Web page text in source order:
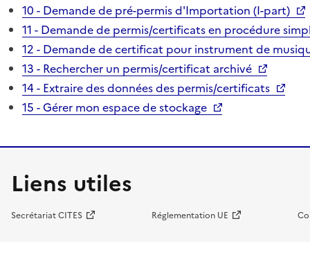
10 - Demande de pré-permis d'Importation (I-part)
11 - Demande de permis/certificats en procédure
12 - Demande de certificat pour instrument de
13 - Rechercher un permis/certificat archivé
14 - Extraire des données des permis/certificats
15 - Gérer mon espace de stockage
Liens utiles
Secrétariat CITES Réglementation UE